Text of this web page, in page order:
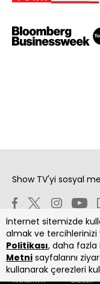
ANASAYFA DİZİLER
İnternet sitemizde
almak ve
Politikası, daha fazla
Metni sayfalarını
kullanarak çerezleri
Show TV'yi sosyal
Copyright 2026 Show